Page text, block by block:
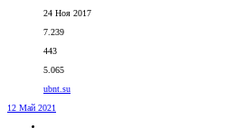
24 Ноя 2017
7.239
443
5.065
ubnt.su
12 Май 2021